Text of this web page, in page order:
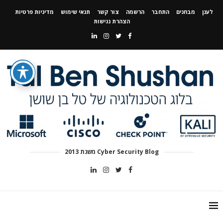
לענן מבחנים התחבר הרשמה צור קשר תנאי שימוש
מדיניות פרטיות
הצהרת נגישות
Cyber Security Blog משנת 2013